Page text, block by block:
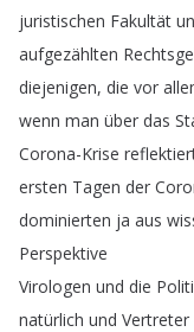
juristischen Fakultät
aufgezählten
diejenigen, die vor
wenn man über das
Corona-Krise
ersten Tagen der
dominierten ja aus
Perspektive
Virologen und die
natürlich und Vertreter